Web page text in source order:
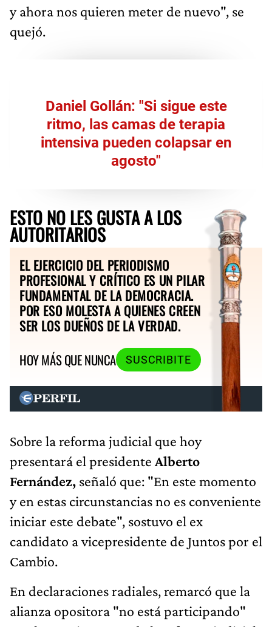
y ahora nos quieren meter de nuevo", se
quejó.
Daniel Gollán: "Si sigue este
ritmo, las camas de terapia
intensiva pueden colapsar en
agosto"
ESTO NO LES GUSTA A LOS
AUTORITARIOS
EL EJERCICIO DEL PERIODISMO
PROFESIONAL Y CRÍTICO ES UN PILAR
FUNDAMENTAL DE LA DEMOCRACIA.
POR ESO MOLESTA A QUIENES CREEN
SER LOS DUEÑOS DE LA VERDAD.
HOY MÁS QUE NUNCA
SUSCRIBITE
Sobre la reforma judicial que hoy
presentará el presidente Alberto
Fernández, señaló que: "En este momento
y en estas circunstancias no es conveniente
iniciar este debate", sostuvo el ex
candidato a vicepresidente de Juntos por el
Cambio.
En declaraciones radiales, remarcó que la
alianza opositora "no está participando"